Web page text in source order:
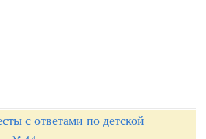
с ответами по детской